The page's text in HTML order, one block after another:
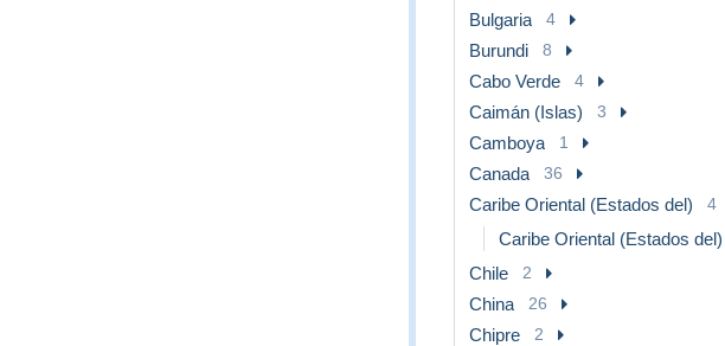
Bulgaria 4
Burundi 8
Cabo Verde 4
Caimán (Islas) 3
Camboya 1
Canada 36
Caribe Oriental (Estados del) 4
Caribe Oriental (Estados del)
Chile 2
China 26
Chipre 2